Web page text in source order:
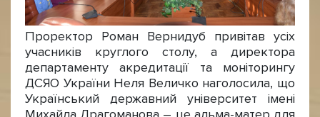
Проректор Роман Вернидуб привітав усіх
учасників круглого столу, а директора
департаменту акредитації та моніторингу
ДСЯО України Неля Величко наголосила, що
Український державний університет імені